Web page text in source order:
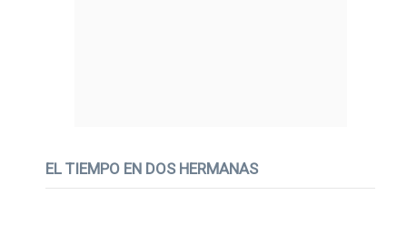
EL TIEMPO EN DOS HERMANAS